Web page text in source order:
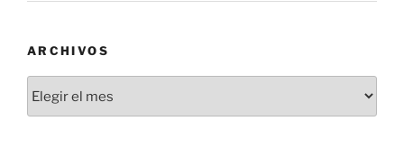
ARCHIVOS